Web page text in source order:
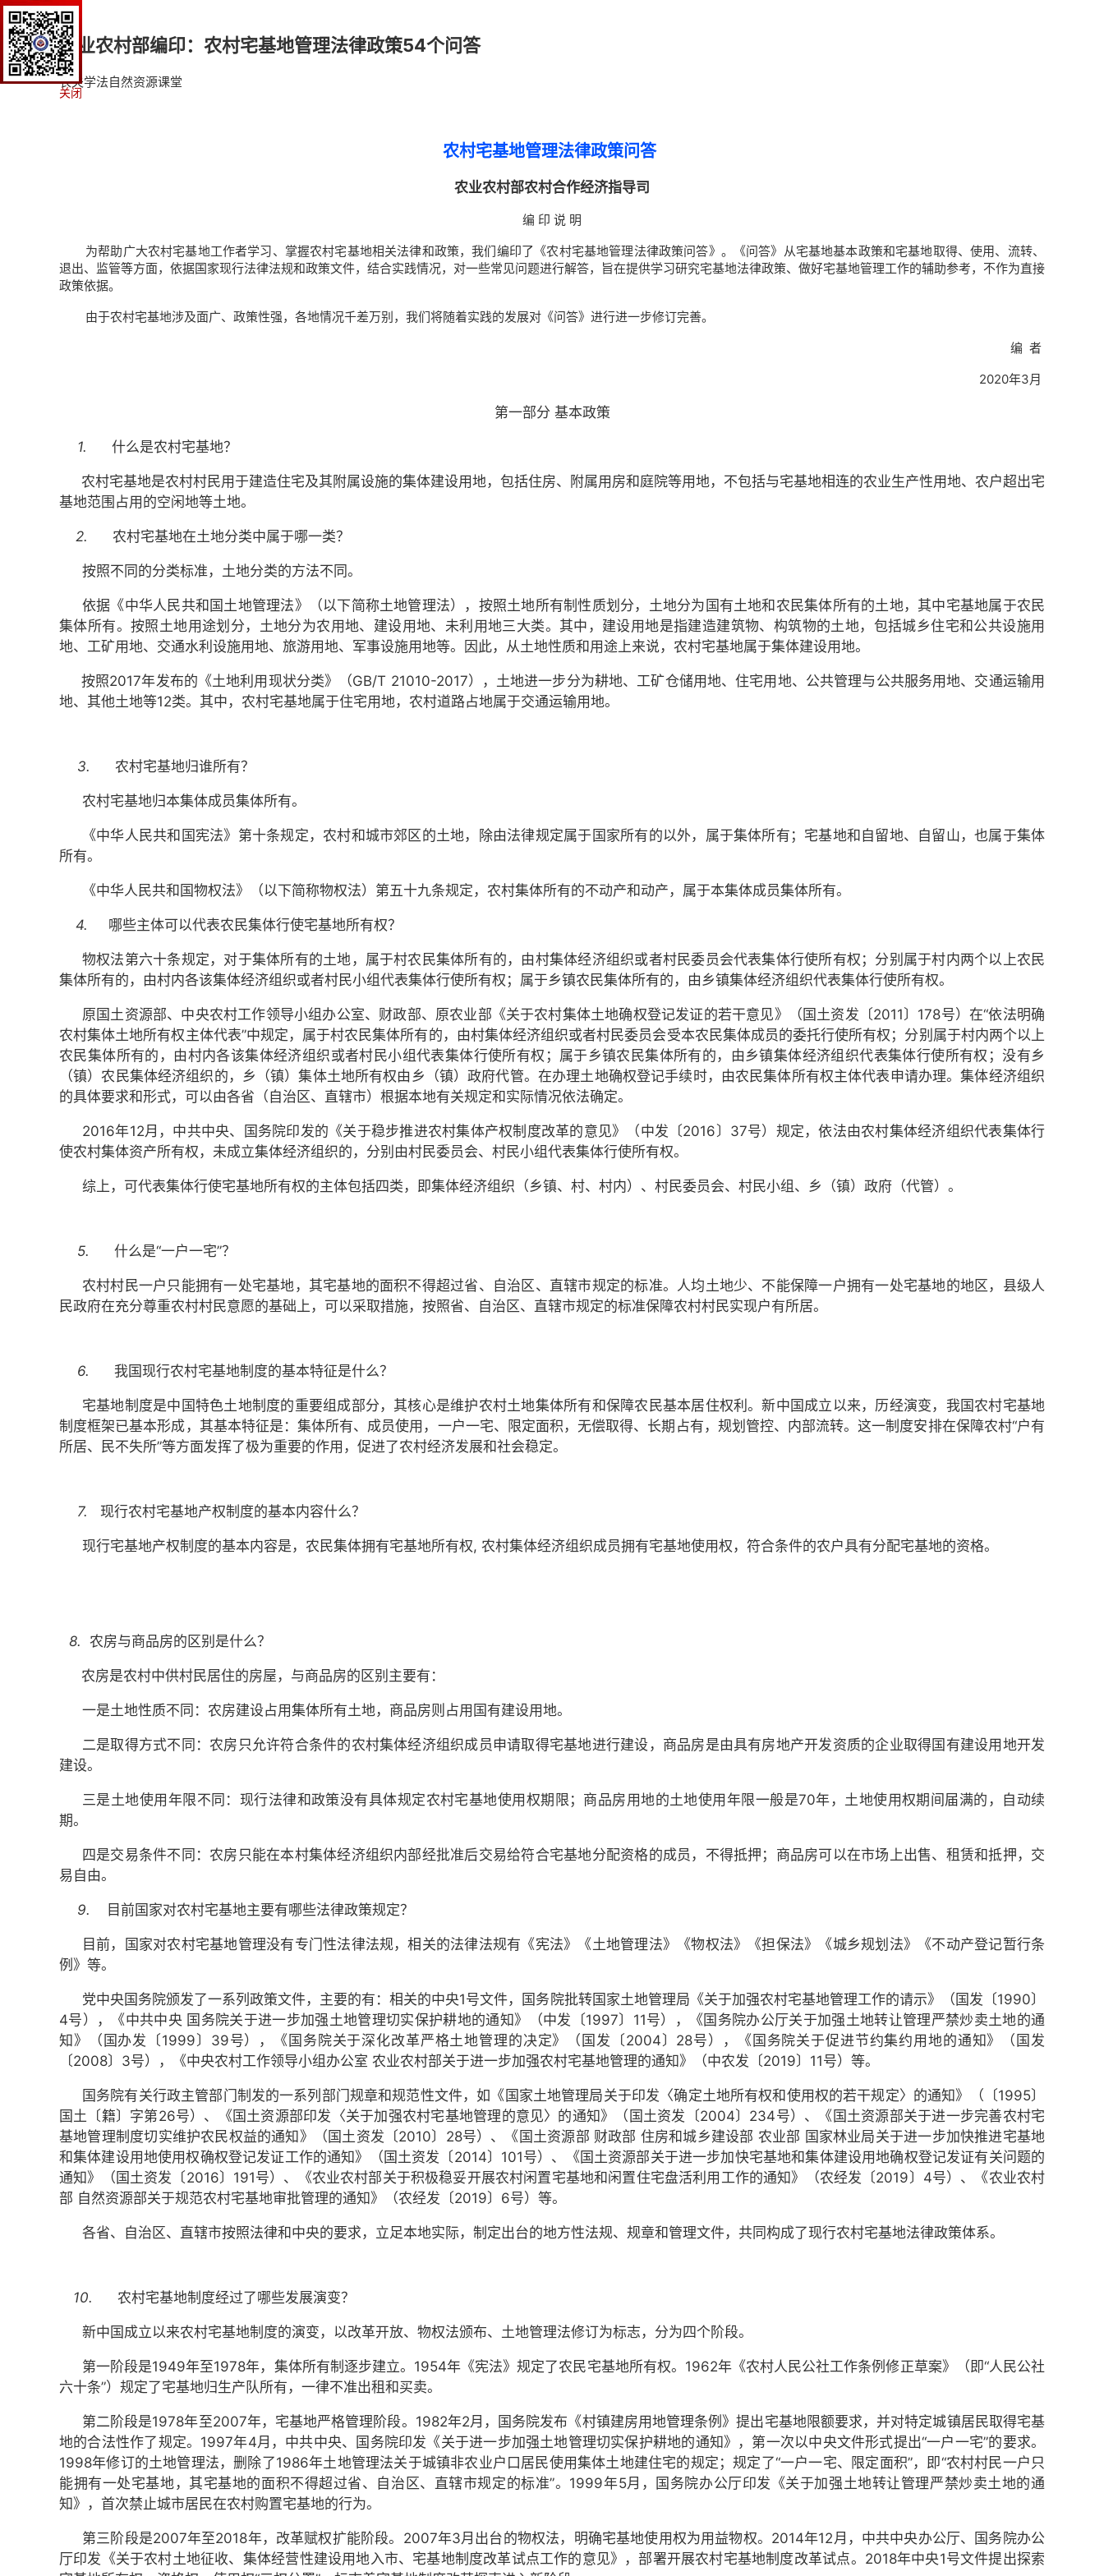
农业农村部编印：农村宅基地管理法律政策54个问答
农夫学法自然资源课堂
农村宅基地管理法律政策问答
农业农村部农村合作经济指导司
编 印 说 明
为帮助广大农村宅基地工作者学习、掌握农村宅基地相关法律和政策，我们编印了《农村宅基地管理法律政策问答》。《问答》从宅基地基本政策和宅基地取得、使用、流转、
退出、监管等方面，依据国家现行法律法规和政策文件，结合实践情况，对一些常见问题进行解答，旨在提供学习研究宅基地法律政策、做好宅基地管理工作的辅助参考，不作为直接
政策依据。
由于农村宅基地涉及面广、政策性强，各地情况千差万别，我们将随着实践的发展对《问答》进行进一步修订完善。
编 者
2020年3月
第一部分 基本政策
1. 什么是农村宅基地？
农村宅基地是农村村民用于建造住宅及其附属设施的集体建设用地，包括住房、附属用房和庭院等用地，不包括与宅基地相连的农业生产性用地、农户超出宅
基地范围占用的空闲地等土地。
2. 农村宅基地在土地分类中属于哪一类？
按照不同的分类标准，土地分类的方法不同。
依据《中华人民共和国土地管理法》（以下简称土地管理法），按照土地所有制性质划分，土地分为国有土地和农民集体所有的土地，其中宅基地属于农民
集体所有。按照土地用途划分，土地分为农用地、建设用地、未利用地三大类。其中，建设用地是指建造建筑物、构筑物的土地，包括城乡住宅和公共设施用
地、工矿用地、交通水利设施用地、旅游用地、军事设施用地等。因此，从土地性质和用途上来说，农村宅基地属于集体建设用地。
按照2017年发布的《土地利用现状分类》（GB/T 21010-2017），土地进一步分为耕地、工矿仓储用地、住宅用地、公共管理与公共服务用地、交通运输用
地、其他土地等12类。其中，农村宅基地属于住宅用地，农村道路占地属于交通运输用地。
3. 农村宅基地归谁所有？
农村宅基地归本集体成员集体所有。
《中华人民共和国宪法》第十条规定，农村和城市郊区的土地，除由法律规定属于国家所有的以外，属于集体所有；宅基地和自留地、自留山，也属于集体
所有。
《中华人民共和国物权法》（以下简称物权法）第五十九条规定，农村集体所有的不动产和动产，属于本集体成员集体所有。
4. 哪些主体可以代表农民集体行使宅基地所有权？
物权法第六十条规定，对于集体所有的土地，属于村农民集体所有的，由村集体经济组织或者村民委员会代表集体行使所有权；分别属于村内两个以上农民
集体所有的，由村内各该集体经济组织或者村民小组代表集体行使所有权；属于乡镇农民集体所有的，由乡镇集体经济组织代表集体行使所有权。
原国土资源部、中央农村工作领导小组办公室、财政部、原农业部《关于农村集体土地确权登记发证的若干意见》（国土资发〔2011〕178号）在“依法明确
农村集体土地所有权主体代表”中规定，属于村农民集体所有的，由村集体经济组织或者村民委员会受本农民集体成员的委托行使所有权；分别属于村内两个以上
农民集体所有的，由村内各该集体经济组织或者村民小组代表集体行使所有权；属于乡镇农民集体所有的，由乡镇集体经济组织代表集体行使所有权；没有乡
（镇）农民集体经济组织的，乡（镇）集体土地所有权由乡（镇）政府代管。在办理土地确权登记手续时，由农民集体所有权主体代表申请办理。集体经济组织
的具体要求和形式，可以由各省（自治区、直辖市）根据本地有关规定和实际情况依法确定。
2016年12月，中共中央、国务院印发的《关于稳步推进农村集体产权制度改革的意见》（中发〔2016〕37号）规定，依法由农村集体经济组织代表集体行
使农村集体资产所有权，未成立集体经济组织的，分别由村民委员会、村民小组代表集体行使所有权。
综上，可代表集体行使宅基地所有权的主体包括四类，即集体经济组织（乡镇、村、村内）、村民委员会、村民小组、乡（镇）政府（代管）。
5. 什么是“一户一宅”？
农村村民一户只能拥有一处宅基地，其宅基地的面积不得超过省、自治区、直辖市规定的标准。人均土地少、不能保障一户拥有一处宅基地的地区，县级人
民政府在充分尊重农村村民意愿的基础上，可以采取措施，按照省、自治区、直辖市规定的标准保障农村村民实现户有所居。
6. 我国现行农村宅基地制度的基本特征是什么？
宅基地制度是中国特色土地制度的重要组成部分，其核心是维护农村土地集体所有和保障农民基本居住权利。新中国成立以来，历经演变，我国农村宅基地
制度框架已基本形成，其基本特征是：集体所有、成员使用，一户一宅、限定面积，无偿取得、长期占有，规划管控、内部流转。这一制度安排在保障农村“户有
所居、民不失所”等方面发挥了极为重要的作用，促进了农村经济发展和社会稳定。
7. 现行农村宅基地产权制度的基本内容什么？
现行宅基地产权制度的基本内容是，农民集体拥有宅基地所有权, 农村集体经济组织成员拥有宅基地使用权，符合条件的农户具有分配宅基地的资格。
8. 农房与商品房的区别是什么？
农房是农村中供村民居住的房屋，与商品房的区别主要有：
一是土地性质不同：农房建设占用集体所有土地，商品房则占用国有建设用地。
二是取得方式不同：农房只允许符合条件的农村集体经济组织成员申请取得宅基地进行建设，商品房是由具有房地产开发资质的企业取得国有建设用地开发
建设。
三是土地使用年限不同：现行法律和政策没有具体规定农村宅基地使用权期限；商品房用地的土地使用年限一般是70年，土地使用权期间届满的，自动续
期。
四是交易条件不同：农房只能在本村集体经济组织内部经批准后交易给符合宅基地分配资格的成员，不得抵押；商品房可以在市场上出售、租赁和抵押，交
易自由。
9. 目前国家对农村宅基地主要有哪些法律政策规定？
目前，国家对农村宅基地管理没有专门性法律法规，相关的法律法规有《宪法》《土地管理法》《物权法》《担保法》《城乡规划法》《不动产登记暂行条
例》等。
党中央国务院颁发了一系列政策文件，主要的有：相关的中央1号文件，国务院批转国家土地管理局《关于加强农村宅基地管理工作的请示》（国发〔1990〕
4号），《中共中央 国务院关于进一步加强土地管理切实保护耕地的通知》（中发〔1997〕11号），《国务院办公厅关于加强土地转让管理严禁炒卖土地的通
知》（国办发〔1999〕39号），《国务院关于深化改革严格土地管理的决定》（国发〔2004〕28号），《国务院关于促进节约集约用地的通知》（国发
〔2008〕3号），《中央农村工作领导小组办公室 农业农村部关于进一步加强农村宅基地管理的通知》（中农发〔2019〕11号）等。
国务院有关行政主管部门制发的一系列部门规章和规范性文件，如《国家土地管理局关于印发〈确定土地所有权和使用权的若干规定〉的通知》（〔1995〕
国土〔籍〕字第26号）、《国土资源部印发〈关于加强农村宅基地管理的意见〉的通知》（国土资发〔2004〕234号）、《国土资源部关于进一步完善农村宅
基地管理制度切实维护农民权益的通知》（国土资发〔2010〕28号）、《国土资源部 财政部 住房和城乡建设部 农业部 国家林业局关于进一步加快推进宅基地
和集体建设用地使用权确权登记发证工作的通知》（国土资发〔2014〕101号）、《国土资源部关于进一步加快宅基地和集体建设用地确权登记发证有关问题的
通知》（国土资发〔2016〕191号）、《农业农村部关于积极稳妥开展农村闲置宅基地和闲置住宅盘活利用工作的通知》（农经发〔2019〕4号）、《农业农村
部 自然资源部关于规范农村宅基地审批管理的通知》（农经发〔2019〕6号）等。
各省、自治区、直辖市按照法律和中央的要求，立足本地实际，制定出台的地方性法规、规章和管理文件，共同构成了现行农村宅基地法律政策体系。
10. 农村宅基地制度经过了哪些发展演变？
新中国成立以来农村宅基地制度的演变，以改革开放、物权法颁布、土地管理法修订为标志，分为四个阶段。
第一阶段是1949年至1978年，集体所有制逐步建立。1954年《宪法》规定了农民宅基地所有权。1962年《农村人民公社工作条例修正草案》（即“人民公社
六十条”）规定了宅基地归生产队所有，一律不准出租和买卖。
第二阶段是1978年至2007年，宅基地严格管理阶段。1982年2月，国务院发布《村镇建房用地管理条例》提出宅基地限额要求，并对特定城镇居民取得宅基
地的合法性作了规定。1997年4月，中共中央、国务院印发《关于进一步加强土地管理切实保护耕地的通知》，第一次以中央文件形式提出“一户一宅”的要求。
1998年修订的土地管理法，删除了1986年土地管理法关于城镇非农业户口居民使用集体土地建住宅的规定；规定了“一户一宅、限定面积”，即“农村村民一户只
能拥有一处宅基地，其宅基地的面积不得超过省、自治区、直辖市规定的标准”。1999年5月，国务院办公厅印发《关于加强土地转让管理严禁炒卖土地的通
知》，首次禁止城市居民在农村购置宅基地的行为。
第三阶段是2007年至2018年，改革赋权扩能阶段。2007年3月出台的物权法，明确宅基地使用权为用益物权。2014年12月，中共中央办公厅、国务院办公
厅印发《关于农村土地征收、集体经营性建设用地入市、宅基地制度改革试点工作的意见》，部署开展农村宅基地制度改革试点。2018年中央1号文件提出探索
关闭